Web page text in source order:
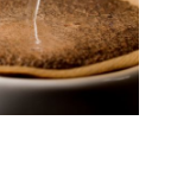
コーヒーセミナー